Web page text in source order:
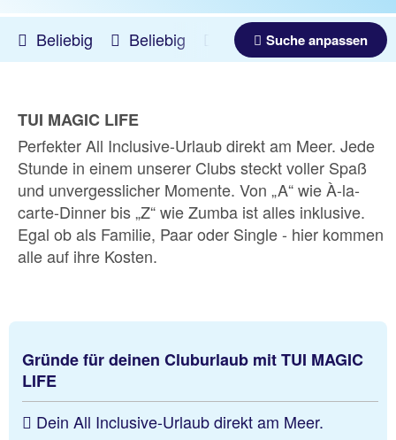
Beliebig Beliebig 19.09.2026 -18.12.2026
Suche anpassen
TUI MAGIC LIFE
Perfekter All Inclusive-Urlaub direkt am Meer. Jede
Stunde in einem unserer Clubs steckt voller Spaß
und unvergesslicher Momente. Von „A“ wie À-la-
carte-Dinner bis „Z“ wie Zumba ist alles inklusive.
Egal ob als Familie, Paar oder Single - hier kommen
alle auf ihre Kosten.
Gründe für deinen Cluburlaub mit TUI MAGIC
LIFE
Dein All Inclusive-Urlaub direkt am Meer.